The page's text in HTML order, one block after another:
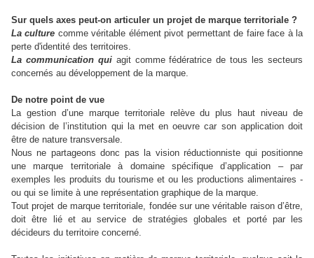
Sur quels axes peut-on articuler un projet de marque territoriale ?
La culture comme véritable élément pivot permettant de faire face à la
perte d'identité des territoires.
La communication quiagit comme fédératrice de tous les secteurs
concernés au développement de la marque.
De notre point de vue
La gestion d’une marque territoriale relève du plus haut niveau de
décision de l’institution qui la met en oeuvre car son application doit
être de nature transversale.
Nous ne partageons donc pas la vision réductionniste qui positionne
une marque territoriale à domaine spécifique d’application – par
exemples les produits du tourisme et ou les productions alimentaires -
ou qui se limite à une représentation graphique de la marque.
Tout projet de marque territoriale, fondée sur une véritable raison d’être,
doit être lié et au service de stratégies globales et porté par les
décideurs du territoire concerné.